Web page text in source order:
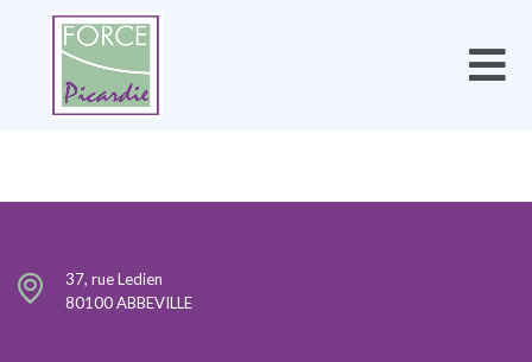
37, rue Ledien
80100 ABBEVILLE